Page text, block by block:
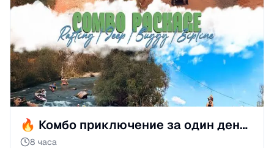
🔥 Комбо приключение за один день: рафтинг, багги и каньон из Белека
8 часа